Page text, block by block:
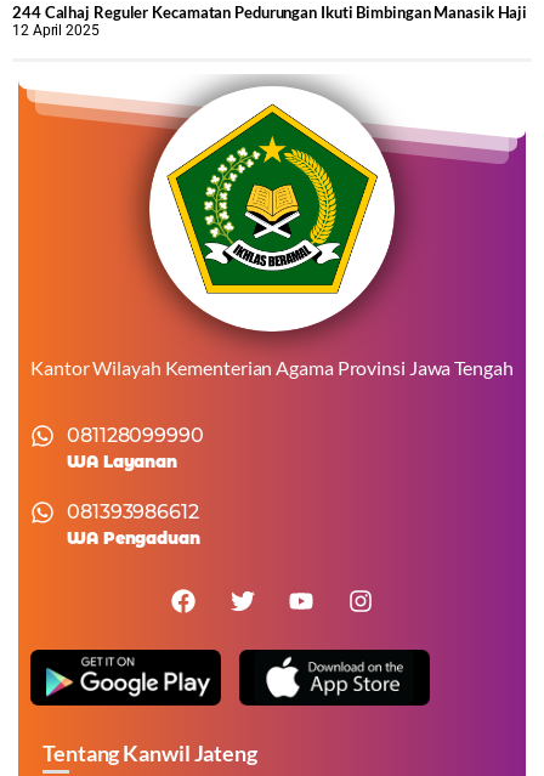
244 Calhaj Reguler Kecamatan Pedurungan Ikuti Bimbingan Manasik Haji
12 April 2025
Kantor Wilayah Kementerian Agama Provinsi Jawa Tengah
081128099990
WA Layanan
081393986612
WA Pengaduan
Tentang Kanwil Jateng